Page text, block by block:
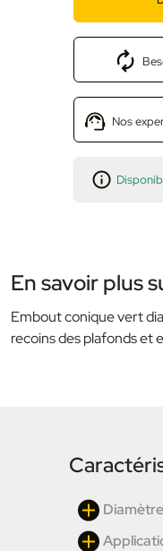
Nos
En savoir plus
Embout conique vert
recoins des plafonds et